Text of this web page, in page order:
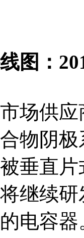
图：
场供
物阴
垂直
继续
电容